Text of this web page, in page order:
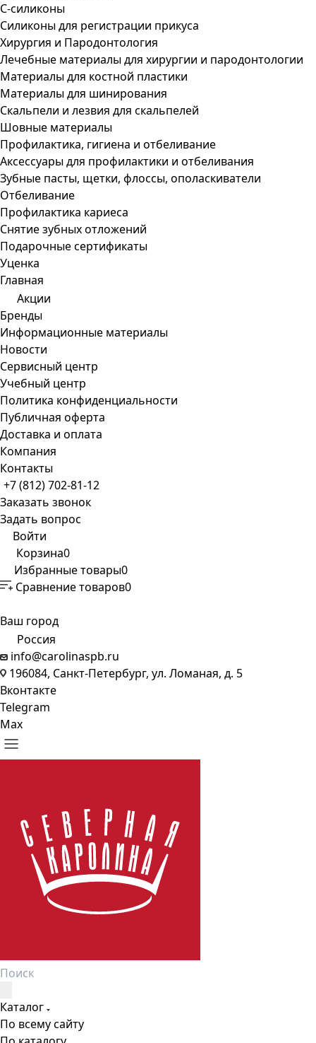
С-силиконы
Силиконы для регистрации прикуса
Хирургия и Пародонтология
Лечебные материалы для хирургии и пародонтологии
Материалы для костной пластики
Материалы для шинирования
Скальпели и лезвия для скальпелей
Шовные материалы
Профилактика, гигиена и отбеливание
Аксессуары для профилактики и отбеливания
Зубные пасты, щетки, флоссы, ополаскиватели
Отбеливание
Профилактика кариеса
Снятие зубных отложений
Подарочные сертификаты
Уценка
Главная
Акции
Бренды
Информационные материалы
Новости
Сервисный центр
Учебный центр
Политика конфиденциальности
Публичная оферта
Доставка и оплата
Компания
Контакты
+7 (812) 702-81-12
Заказать звонок
Задать вопрос
Войти
Корзина0
Избранные товары0
Сравнение товаров0
Ваш город
Россия
info@carolinaspb.ru
196084, Санкт-Петербург, ул. Ломаная, д. 5
Вконтакте
Telegram
Max
Каталог
По всему сайту